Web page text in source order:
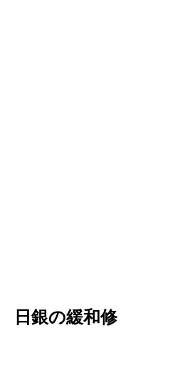
日銀の緩和修